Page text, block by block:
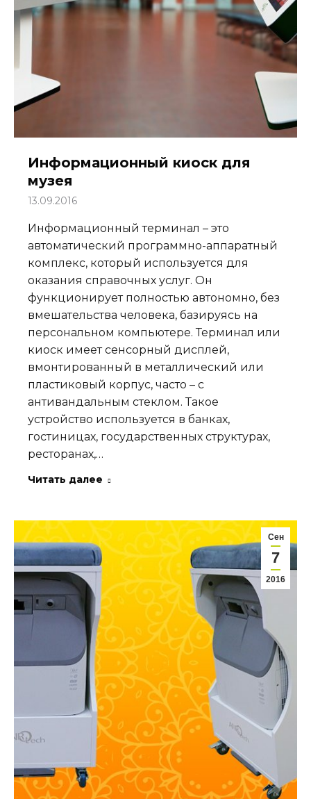
Информационный киоск для
музея
13.09.2016
Информационный терминал – это
автоматический программно-аппаратный
комплекс, который используется для
оказания справочных услуг. Он
функционирует полностью автономно, без
вмешательства человека, базируясь на
персональном компьютере. Терминал или
киоск имеет сенсорный дисплей,
вмонтированный в металлический или
пластиковый корпус, часто – с
антивандальным стеклом. Такое
устройство используется в банках,
гостиницах, государственных структурах,
ресторанах,…
Читать далее
Сен
7
2016